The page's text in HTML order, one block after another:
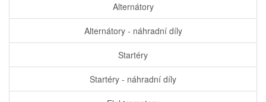
Alternátory
Alternátory - náhradní díly
Startéry
Startéry - náhradní díly